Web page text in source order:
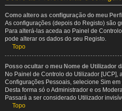
Como altero as configuração do meu
As configurações (depois do Registo) são
Para alterá-las aceda ao Painel de
pode alterar os dados do seu Registo.
Topo
Posso ocultar o meu Nome de Utilizador
No Painel de Controlo do Utilizador [UCP],
Configurações Pessoais, selecione Sim
Desta forma só o Administrador e os
Passará a ser considerado Utilizador
Topo